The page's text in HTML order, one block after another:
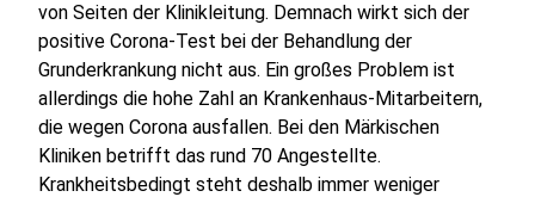
von Seiten der Klinikleitung. Demnach wirkt sich der
positive Corona-Test bei der Behandlung der
Grunderkrankung nicht aus. Ein großes Problem ist
allerdings die hohe Zahl an Krankenhaus-Mitarbeitern,
die wegen Corona ausfallen. Bei den Märkischen
Kliniken betrifft das rund 70 Angestellte.
Krankheitsbedingt steht deshalb immer weniger